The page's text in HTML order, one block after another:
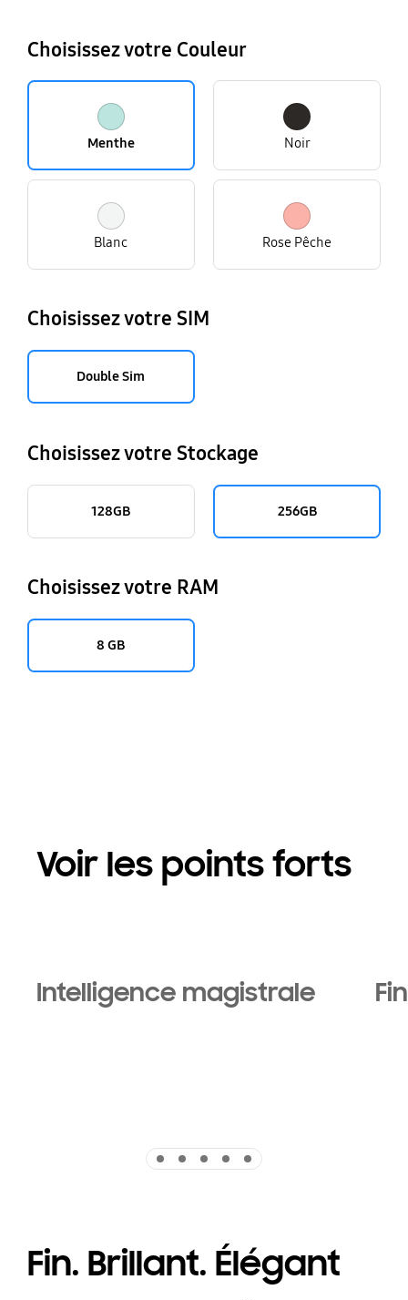
Choisissez votre Couleur
Menthe Noir
Blanc Rose Pêche
Choisissez votre SIM
Double Sim
Choisissez votre Stockage
128GB 256GB
Choisissez votre RAM
8 GB
Voir les points forts
Intelligence magistrale
Fin. Brillant. Élégant